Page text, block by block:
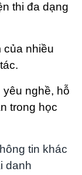
thi đa dạng
của nhiều
yêu nghề, hỗ
trong học
tin khác
danh